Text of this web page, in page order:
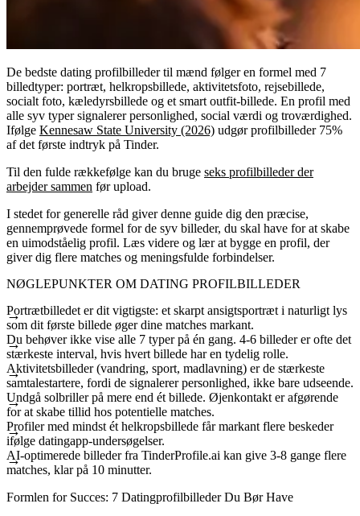
De bedste dating profilbilleder til mænd følger en formel med 7
billedtyper: portræt, helkropsbillede, aktivitetsfoto, rejsebillede,
socialt foto, kæledyrsbillede og et smart outfit-billede. En profil med
alle syv typer signalerer personlighed, social værdi og troværdighed.
Ifølge Kennesaw State University (2026) udgør profilbilleder 75%
af det første indtryk på Tinder.
Til den fulde rækkefølge kan du bruge seks profilbilleder der
arbejder sammen før upload.
I stedet for generelle råd giver denne guide dig den præcise,
gennemprøvede formel for de syv billeder, du skal have for at skabe
en uimodståelig profil. Læs videre og lær at bygge en profil, der
giver dig flere matches og meningsfulde forbindelser.
NØGLEPUNKTER OM DATING PROFILBILLEDER
Portrætbilledet er dit vigtigste: et skarpt ansigtsportræt i naturligt lys
som dit første billede øger dine matches markant.
Du behøver ikke vise alle 7 typer på én gang. 4-6 billeder er ofte det
stærkeste interval, hvis hvert billede har en tydelig rolle.
Aktivitetsbilleder (vandring, sport, madlavning) er de stærkeste
samtalestartere, fordi de signalerer personlighed, ikke bare udseende.
Undgå solbriller på mere end ét billede. Øjenkontakt er afgørende
for at skabe tillid hos potentielle matches.
Profiler med mindst ét helkropsbillede får markant flere beskeder
ifølge datingapp-undersøgelser.
AI-optimerede billeder fra TinderProfile.ai kan give 3-8 gange flere
matches, klar på 10 minutter.
Formlen for Succes: 7 Datingprofilbilleder Du Bør Have